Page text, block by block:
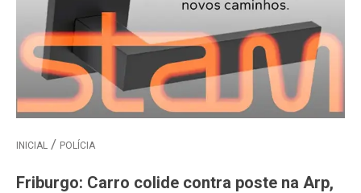
INICIAL POLÍCIA
Friburgo: Carro colide contra poste na Arp,